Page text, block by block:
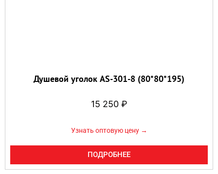
Душевой уголок AS-301-8 (80*80*195)
15 250 ₽
Узнать оптовую цену →
ПОДРОБНЕЕ